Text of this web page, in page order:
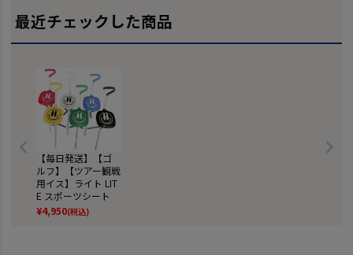
最近チェックした商品
【毎日発送】【ゴ
ルフ】【ツアー観戦
用イス】ライト LIT
E スポーツシート
[C-29]
¥4,950(税込)